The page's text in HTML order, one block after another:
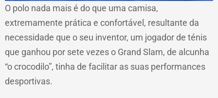
O polo nada mais é do que uma camisa,
extremamente prática e confortável, resultante da
necessidade que o seu inventor, um jogador de ténis
que ganhou por sete vezes o Grand Slam, de alcunha
“o crocodilo”, tinha de facilitar as suas performances
desportivas.